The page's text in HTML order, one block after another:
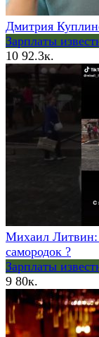
Дмитрия
Зарплаты
10 92.3к.
Михаил Литвин:
самородок ?
Зарплаты
9 80к.